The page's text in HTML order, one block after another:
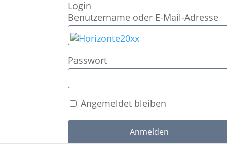
Login
Benutzername oder E-Mail-Adresse
Passwort
Angemeldet bleiben